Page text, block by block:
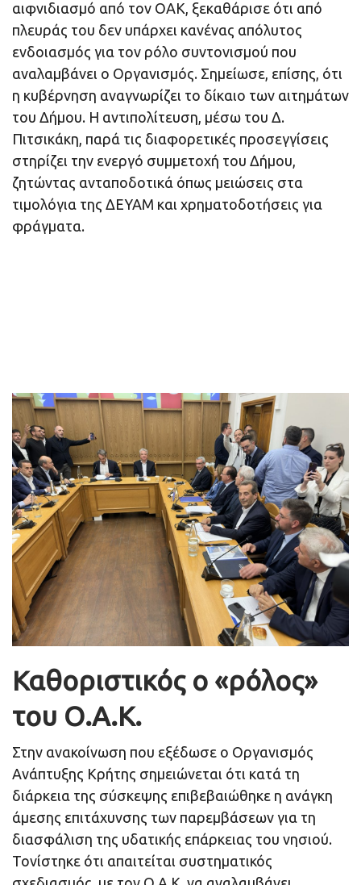
αιφνιδιασμό από τον ΟΑΚ, ξεκαθάρισε ότι από
πλευράς του δεν υπάρχει κανένας απόλυτος
ενδοιασμός για τον ρόλο συντονισμού που
αναλαμβάνει ο Οργανισμός. Σημείωσε, επίσης, ότι
η κυβέρνηση αναγνωρίζει το δίκαιο των αιτημάτων
του Δήμου. Η αντιπολίτευση, μέσω του Δ.
Πιτσικάκη, παρά τις διαφορετικές προσεγγίσεις
στηρίζει την ενεργό συμμετοχή του Δήμου,
ζητώντας ανταποδοτικά όπως μειώσεις στα
τιμολόγια της ΔΕΥΑΜ και χρηματοδοτήσεις για
φράγματα.
Καθοριστικός ο «ρόλος»
του Ο.Α.Κ.
Στην ανακοίνωση που εξέδωσε ο Οργανισμός
Ανάπτυξης Κρήτης σημειώνεται ότι κατά τη
διάρκεια της σύσκεψης επιβεβαιώθηκε η ανάγκη
άμεσης επιτάχυνσης των παρεμβάσεων για τη
διασφάλιση της υδατικής επάρκειας του νησιού.
Τονίστηκε ότι απαιτείται συστηματικός